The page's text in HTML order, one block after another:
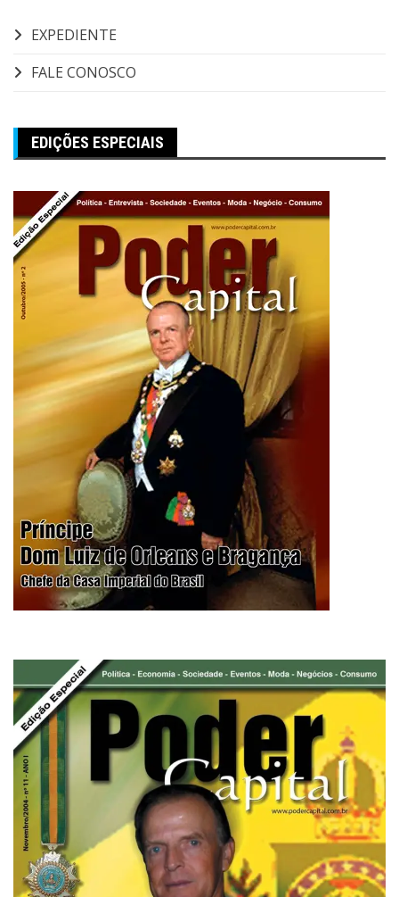
EXPEDIENTE
FALE CONOSCO
EDIÇÕES ESPECIAIS